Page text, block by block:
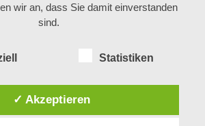
Kontakt
wir an, dass Sie damit einverstanden
sind.
Statistiken
✓ Akzeptieren